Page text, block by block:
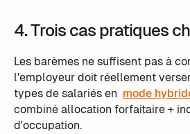
4. Trois cas pratiques
Les barèmes ne suffisent pas à
l'employeur doit réellement
types de salariés en mode
combiné allocation forfaitaire +
d'occupation.